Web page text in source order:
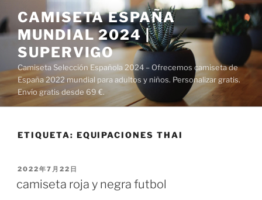
al
contenido
CAMISETA ESPAÑA
MUNDIAL 2024 |
SUPERVIGO
Camiseta Selección Española 2024 – Ofrecemos camiseta de
España 2022 mundial para adultos y niños. Personalizar gratis.
Envío gratis desde 69 €.
ETIQUETA: EQUIPACIONES THAI
PUBLICADO
2022年7月22日
camiseta roja y negra futbol